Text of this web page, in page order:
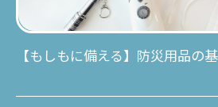
【もしもに備える】防災用品の